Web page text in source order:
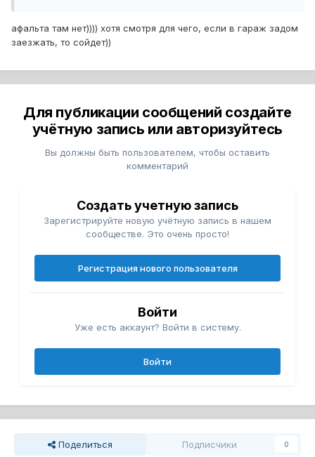
афальта там нет)))) хотя смотря для чего, если в гараж задом
заезжать, то сойдет))
Для публикации сообщений создайте
учётную запись или авторизуйтесь
Вы должны быть пользователем, чтобы оставить
комментарий
Создать учетную запись
Зарегистрируйте новую учётную запись в нашем
сообществе. Это очень просто!
Регистрация нового пользователя
Войти
Уже есть аккаунт? Войти в систему.
Войти
Поделиться Подписчики 0